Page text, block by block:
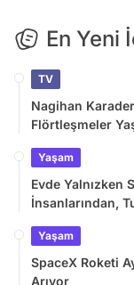
En Yeni
TV
Nagihan
Flörtleşmeler
Yaşam
Evde Yalnızken
İnsanlarından,
Yaşam
SpaceX Roketi
Arıyor